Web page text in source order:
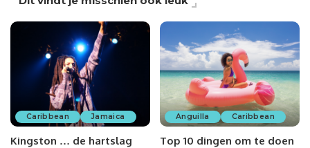
Caribbean Jamaica
Kingston … de hartslag
Anguilla Caribbean
Top 10 dingen om te doen